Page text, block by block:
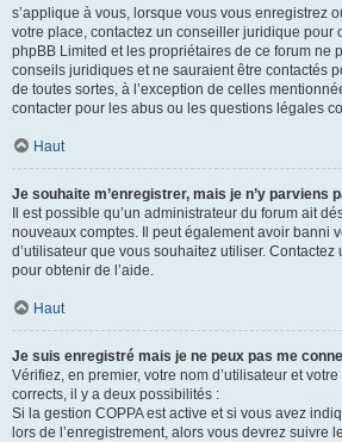
s’applique à vous, lorsque vous vous enregistrez
votre place, contactez un conseiller juridique pour
phpBB Limited et les propriétaires de ce forum ne
conseils juridiques et ne sauraient être contactés
de toutes sortes, à l’exception de celles
contacter pour les abus ou les questions légales
Haut
Je souhaite m’enregistrer, mais je n’y parviens
Il est possible qu’un administrateur du forum ait
nouveaux comptes. Il peut également avoir banni
d’utilisateur que vous souhaitez utiliser.
pour obtenir de l’aide.
Haut
Je suis enregistré mais je ne peux pas me
Vérifiez, en premier, votre nom d’utilisateur et
corrects, il y a deux possibilités :
Si la gestion COPPA est active et si vous avez
lors de l’enregistrement, alors vous devrez suivre